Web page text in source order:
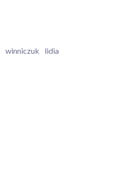
winniczuk lidia